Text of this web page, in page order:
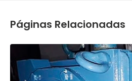
Páginas Relacionadas